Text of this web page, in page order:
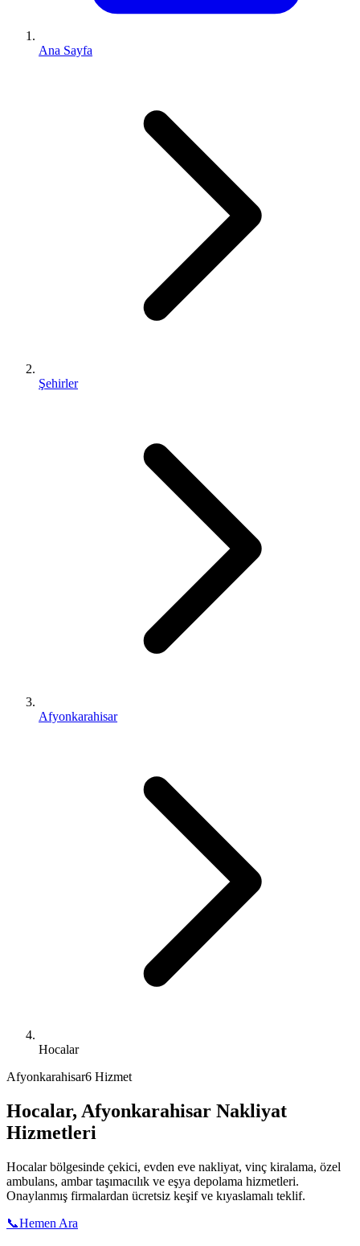
Ana Sayfa
Şehirler
Afyonkarahisar
Hocalar
Afyonkarahisar6 Hizmet
Hocalar, Afyonkarahisar Nakliyat
Hizmetleri
Hocalarbölgesinde çekici, evden eve nakliyat, vinç kiralama, özel
ambulans, ambar taşımacılık ve eşya depolama hizmetleri.
Onaylanmış firmalardan ücretsiz keşif ve kıyaslamalı teklif.
📞Hemen Ara